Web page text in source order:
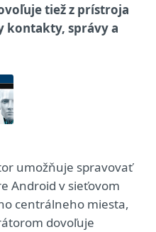
tiež z prístroja
kontakty, správy a
umožňuje spravovať
Android v sieťovom
centrálneho miesta,
dovoľuje